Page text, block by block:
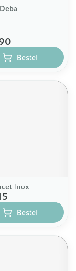
Bestel
Inox
Bestel